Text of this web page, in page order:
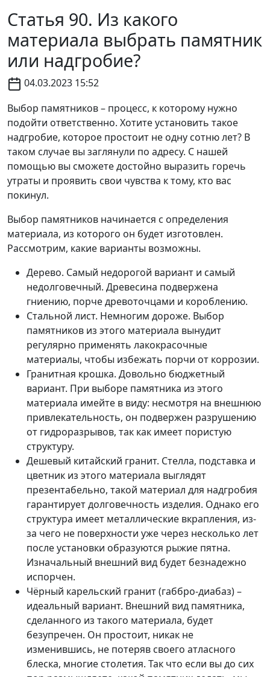
Статья 90. Из какого
материала выбрать памятник
или надгробие?
04.03.2023 15:52
Выбор памятников – процесс, к которому нужно
подойти ответственно. Хотите установить такое
надгробие, которое простоит не одну сотню лет? В
таком случае вы заглянули по адресу. С нашей
помощью вы сможете достойно выразить горечь
утраты и проявить свои чувства к тому, кто вас
покинул.
Выбор памятников начинается с определения
материала, из которого он будет изготовлен.
Рассмотрим, какие варианты возможны.
Дерево. Самый недорогой вариант и самый
недолговечный. Древесина подвержена
гниению, порче древоточцами и короблению.
Стальной лист. Немногим дороже. Выбор
памятников из этого материала вынудит
регулярно применять лакокрасочные
материалы, чтобы избежать порчи от коррозии.
Гранитная крошка. Довольно бюджетный
вариант. При выборе памятника из этого
материала имейте в виду: несмотря на внешнюю
привлекательность, он подвержен разрушению
от гидроразрывов, так как имеет пористую
структуру.
Дешевый китайский гранит. Стелла, подставка и
цветник из этого материала выглядят
презентабельно, такой материал для надгробия
гарантирует долговечность изделия. Однако его
структура имеет металлические вкрапления, из-
за чего не поверхности уже через несколько лет
после установки образуются рыжие пятна.
Изначальный внешний вид будет безнадежно
испорчен.
Чёрный карельский гранит (габбро-диабаз) –
идеальный вариант. Внешний вид памятника,
сделанного из такого материала, будет
безупречен. Он простоит, никак не
изменившись, не потеряв своего атласного
блеска, многие столетия. Так что если вы до сих